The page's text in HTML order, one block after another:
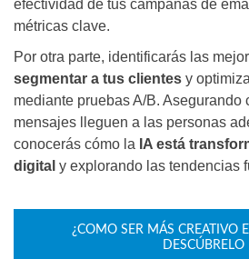
efectividad de tus campañas de
métricas clave.
Por otra parte, identificarás las
segmentar a tus clientes y
mediante pruebas A/B. Asegurando
mensajes lleguen a las personas
conocerás cómo la IA está
digital y explorando las tendencias
¿COMO SER MÁS CREATIVO
DESCÚBRELO